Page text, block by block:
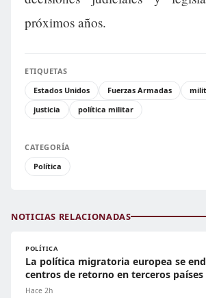
próximos años.
ETIQUETAS
Estados Unidos
Fuerzas Armadas
justicia
política militar
CATEGORÍA
Política
NOTICIAS RELACIONADAS
POLÍTICA
La política migratoria europea se
centros de retorno en terceros países
Hace 2h